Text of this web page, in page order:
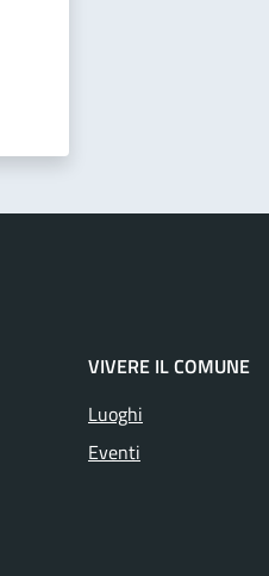
VIVERE IL COMUNE
Luoghi
Eventi